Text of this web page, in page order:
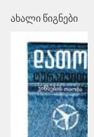
ᲐᲮᲐᲚᲘ ᲬᲘᲒᲜᲔᲑᲘ